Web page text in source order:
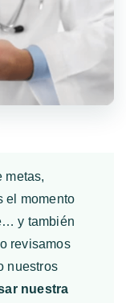
metas,
el momento
y también
revisamos
nuestros
nuestra